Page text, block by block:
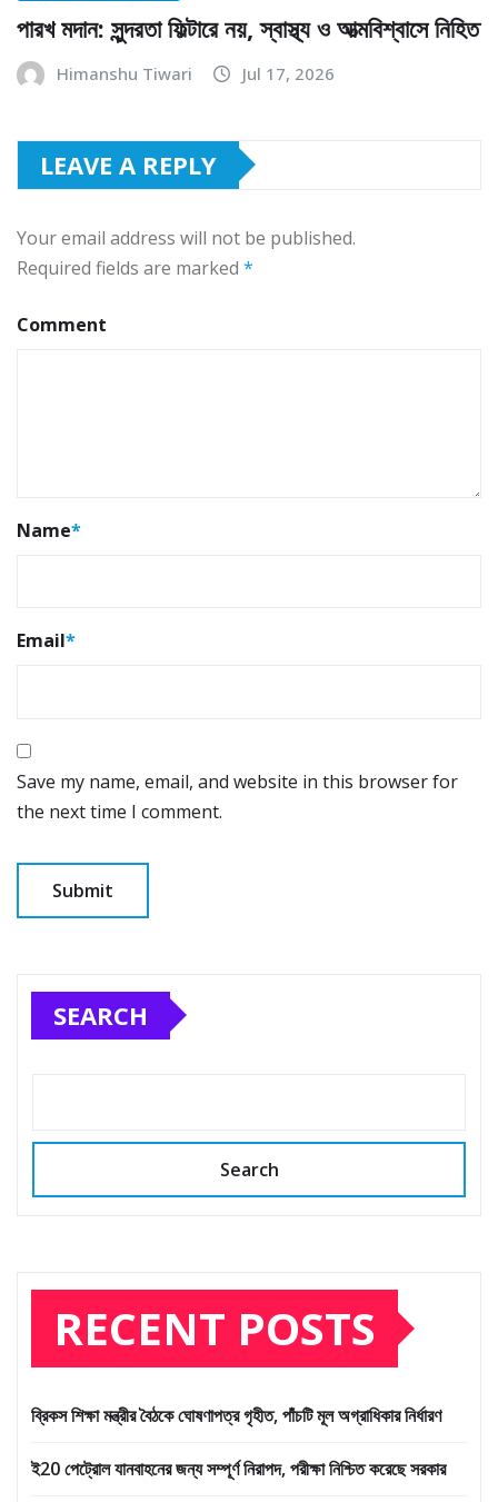
পারখ মদান: সুন্দরতা ফিল্টারে নয়, স্বাস্থ্য ও আত্মবিশ্বাসে নিহিত
Himanshu Tiwari Jul 17, 2026
LEAVE A REPLY
Your email address will not be published.
Required fields are marked *
Comment
Name*
Email*
Save my name, email, and website in this browser for
the next time I comment.
SEARCH
Search
RECENT POSTS
ব্রিকস শিক্ষা মন্ত্রীর বৈঠকে ঘোষণাপত্র গৃহীত, পাঁচটি মূল অগ্রাধিকার নির্ধারণ
ই20 পেট্রোল যানবাহনের জন্য সম্পূর্ণ নিরাপদ, পরীক্ষা নিশ্চিত করেছে সরকার